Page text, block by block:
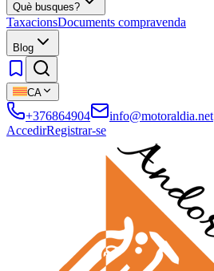
Què busques?
TaxacionsDocuments compravenda
Blog
CA
+376864904
info@motoraldia.net
AccedirRegistrar-se